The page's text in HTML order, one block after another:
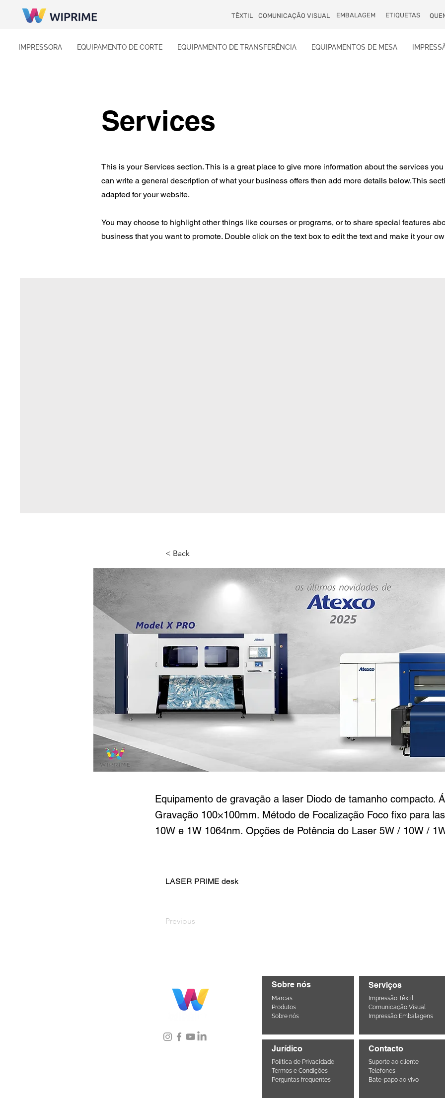
TÊXTIL COMUNICAÇÃO VISUAL EMBALAGEM ETIQUETAS
IMPRESSORA EQUIPAMENTO DE CORTE EQUIPAMENTO DE TRANSFERÊNCIA EQUIPAMENTOS DE MESA
Services
This is your Services section. This is a great place to give more information about the services you
can write a general description of what your business offers then add more details below.This
adapted for your website.
You may choose to highlight other things like courses or programs, or to share special features
business that you want to promote. Double click on the text box to edit the text and make it your
< Back
LASERPRIME mini
Equipamento de gravação a laser Diodo de tamanho compacto.
Gravação 100×100mm. Método de Focalização Foco fixo para
10W e 1W 1064nm. Opções de Potência do Laser 5W / 10W /
LASER PRIME desk
Previous
Sobre nós
Marcas
Produtos
Sobre nós
Jurídico
Política de Privacidade
Termos e Condições
Perguntas frequentes
Serviços
Impressão Têxtil
Comunicação Visual
Impressão Embalagens
Contacto
Suporte ao cliente
Telefones
Bate-papo ao vivo